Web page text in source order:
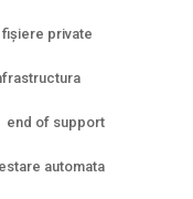
fișiere private
end of support
automata